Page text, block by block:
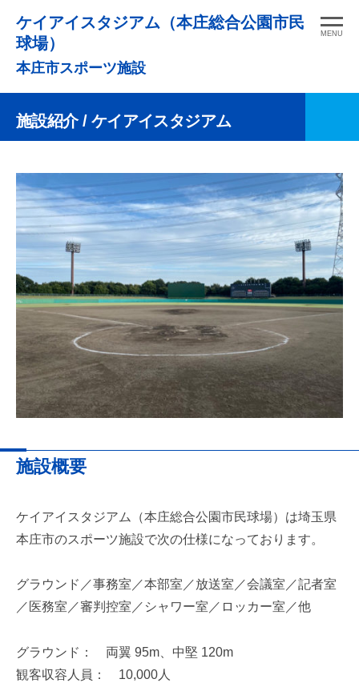
ス
ケイアイスタジアム（本庄総合公園市民
球場）
本庄市スポーツ施設
MENU
施設紹介/ ケイアイスタジアム
施設概要
ケイアイスタジアム（本庄総合公園市民球場）は埼玉県
本庄市のスポーツ施設で次の仕様になっております。
グラウンド／事務室／本部室／放送室／会議室／記者室
／医務室／審判控室／シャワー室／ロッカー室／他
グラウンド： 両翼 95m、中堅 120m
観客収容人員： 10,000人